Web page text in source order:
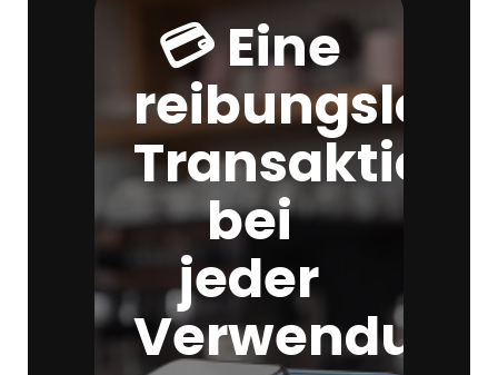
💳 Eine
reibungslose
Transaktion
bei
jeder